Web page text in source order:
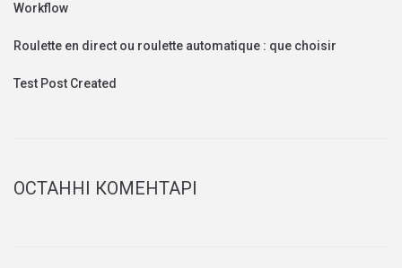
Workflow
Roulette en direct ou roulette automatique : que choisir
Test Post Created
ОСТАННІ КОМЕНТАРІ